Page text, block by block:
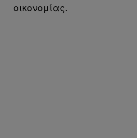
οικονομίας.